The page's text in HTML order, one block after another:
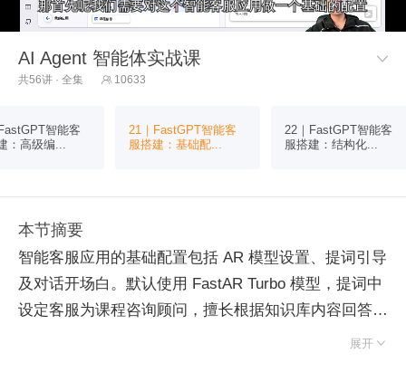
那首先呢我们需要对这个智能客服应用做一个基础的配置
那首先呢我们需要对这个智能客服应用做一个基础的配置
AI Agent 智能体实战课 
共56讲 · 全集  10633
智能客
：高级编...
21｜FastGPT智能客
服搭建：基础配...
22｜FastGPT智能客
服搭建：结构化...
本节摘要
智能客服应用的基础配置包括 AR 模型设置、提词引导
及对话开场白。默认使用 FastAR Turbo 模型，提词中
设定客服为课程咨询顾问，擅长根据知识库内容回答学
员需求规划相关问题，并强调不直接报价而是收集潜在
展开 